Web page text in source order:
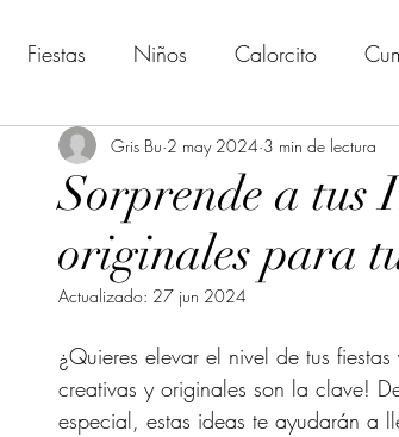
Fiestas Niños Calorcito
Actividades Regalos Bebé Música
Halloween
Sorprende a tus
originales para
Gris Bu 2 may 2024 3 min de lectura
Actualizado: 27 jun 2024
¿Quieres elevar el nivel de tus
creativas y originales son la clave!
especial, estas ideas te ayudarán a